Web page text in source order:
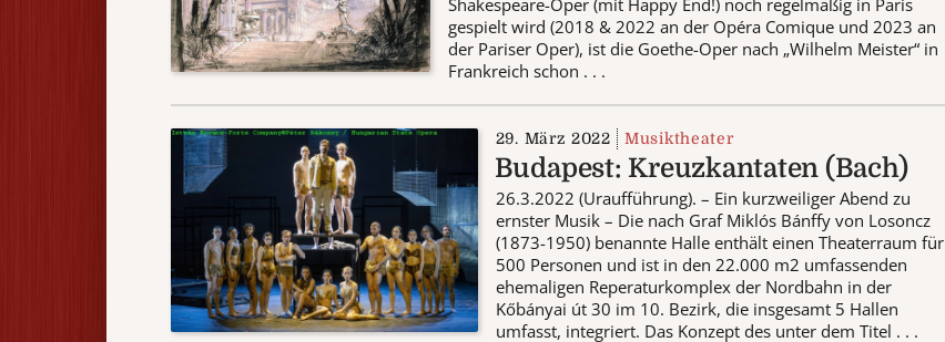
gespielt wird (2018 & 2022 an der Opéra Comique und 2023 an
der Pariser Oper), ist die Goethe-Oper nach „Wilhelm Meister“ in
Frankreich schon . . .
29. März 2022 Musiktheater
Budapest: Kreuzkantaten (Bach)
26.3.2022 (Uraufführung). – Ein kurzweiliger Abend zu
ernster Musik – Die nach Graf Miklós Bánffy von Losoncz
(1873-1950) benannte Halle enthält einen Theaterraum für
500 Personen und ist in den 22.000 m2 umfassenden
ehemaligen Reperaturkomplex der Nordbahn in der
Kőbányai út 30 im 10. Bezirk, die insgesamt 5 Hallen
umfasst, integriert. Das Konzept des unter dem Titel . . .